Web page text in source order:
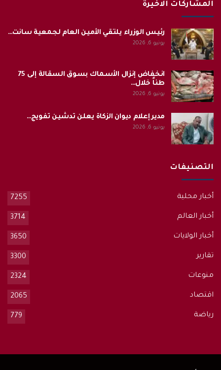
المشاركات الاخيرة
رئيس الوزراء يلتقي الأمين العام لجمعية سانت…
يونيو 6, 2026
انخفاض إنزال الأسماك بسوق السقالة إلى 75
طناً خلال…
يونيو 6, 2026
مدير إعلام ديوان الزكاة يعلن تدشين تفويج…
يونيو 6, 2026
التصنيفات
أخبار محلية 7255
أخبار العالم 3714
أخبار الولايات 3650
تقارير 3300
منوعات 2324
اقتصاد 2065
رياضة 779